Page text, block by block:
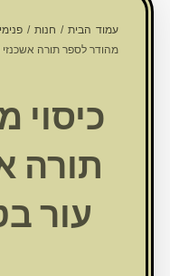
עמוד הבית/חנות/פנימי/
מהודר לספר תורה אשכנזי דמוי
כיסוי
תורה
עור בטון